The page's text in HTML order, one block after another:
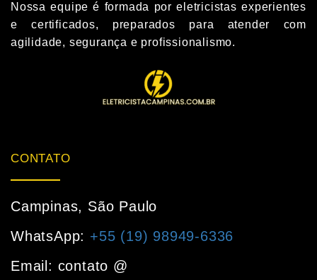
Nossa equipe é formada por eletricistas experientes
e certificados, preparados para atender com
agilidade, segurança e profissionalismo.
CONTATO
Campinas, São Paulo
WhatsApp: +55 (19) 98949-6336
Email: contato @